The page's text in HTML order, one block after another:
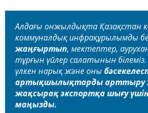
Алдағы онжылдықта Қазақстан
коммуналдық инфрақұрылымды
жаңғыртып, мектептер,
тұрғын үйлер салатынын білеміз.
үлкен нарық және оны
артықшылықтарды арттыру
жақсырақ экспортқа шығу
маңызды.